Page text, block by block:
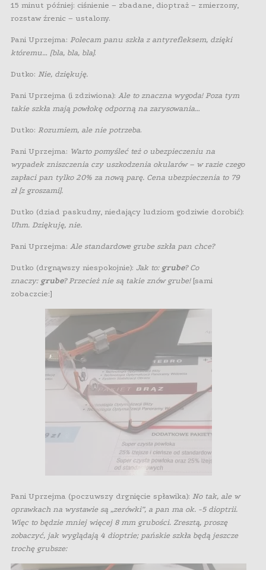
15 minut później: ciśnienie – zbadane, dioptraż – zmierzony,
rozstaw źrenic – ustalony.
Pani Uprzejma: Polecam panu szkła z antyrefleksem, dzięki
któremu… [bla, bla, bla].
Dutko: Nie, dziękuję.
Pani Uprzejma (i zdziwiona): Ale to znaczna wygoda! Poza tym
takie szkła mają powłokę odporną na zarysowania…
Dutko: Rozumiem, ale nie potrzeba.
Pani Uprzejma: Warto pomyśleć też o ubezpieczeniu na
wypadek zniszczenia czy uszkodzenia okularów – w razie czego
zapłaci pan tylko 20% za nową parę. Cena ubezpieczenia to 79
zł [z groszami].
Dutko (dziad paskudny, niedający ludziom godziwie dorobić):
Uhm. Dziękuję, nie.
Pani Uprzejma: Ale standardowe grube szkła pan chce?
Dutko (drgnąwszy niespokojnie): Jak to: grube? Co
znaczy: grube? Przecież nie są takie znów grube! [sami
zobaczcie:]
Pani Uprzejma (poczuwszy drgnięcie spławika): No tak, ale w
oprawkach na wystawie są „zerówki”, a pan ma ok. -5 dioptrii.
Więc to będzie mniej więcej 8 mm grubości. Zresztą, proszę
zobaczyć, jak wyglądają 4 dioptrie; pańskie szkła będą jeszcze
trochę grubsze: